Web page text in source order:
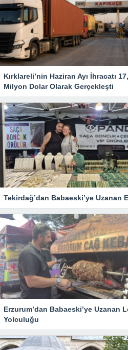
Kırklareli’nin Haziran Ayı İhracatı
Milyon Dolar Olarak Gerçekleşti
Tekirdağ’dan Babaeski’ye Uzanan
Erzurum’dan Babaeski’ye Uzanan
Yolculuğu